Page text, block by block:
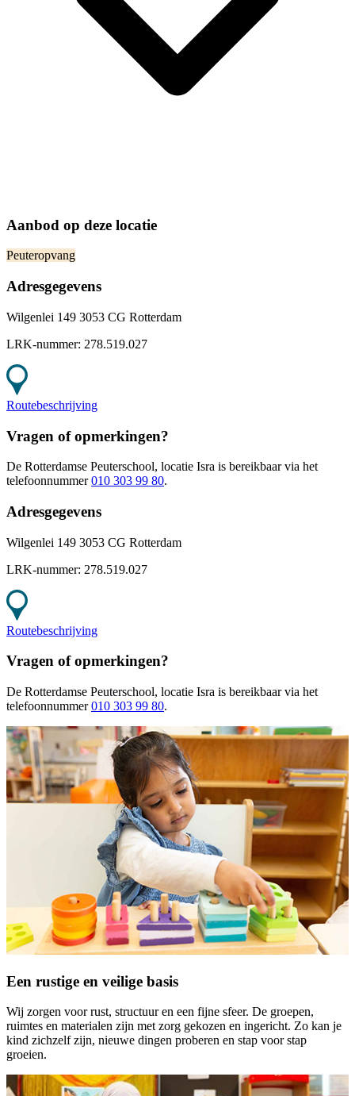
Aanbod op deze locatie
Peuteropvang
Adresgegevens
Wilgenlei 149 3053 CG Rotterdam
LRK-nummer: 278.519.027
Routebeschrijving
Vragen of opmerkingen?
De Rotterdamse Peuterschool, locatie Isra is bereikbaar via het
telefoonnummer 010 303 99 80.
Adresgegevens
Wilgenlei 149 3053 CG Rotterdam
LRK-nummer: 278.519.027
Routebeschrijving
Vragen of opmerkingen?
De Rotterdamse Peuterschool, locatie Isra is bereikbaar via het
telefoonnummer 010 303 99 80.
Een rustige en veilige basis
Wij zorgen voor rust, structuur en een fijne sfeer. De groepen,
ruimtes en materialen zijn met zorg gekozen en ingericht. Zo kan je
kind zichzelf zijn, nieuwe dingen proberen en stap voor stap
groeien.